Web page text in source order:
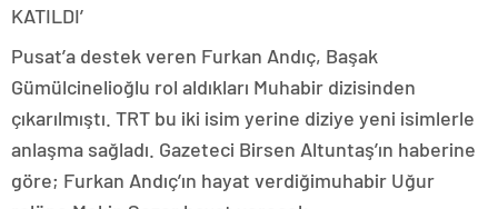
KATILDI’
Pusat’a destek veren Furkan Andıç, Başak
Gümülcinelioğlu rol aldıkları Muhabir dizisinden
çıkarılmıştı. TRT bu iki isim yerine diziye yeni isimlerle
anlaşma sağladı. Gazeteci Birsen Altuntaş’ın haberine
göre; Furkan Andıç’ın hayat verdiğimuhabir Uğur